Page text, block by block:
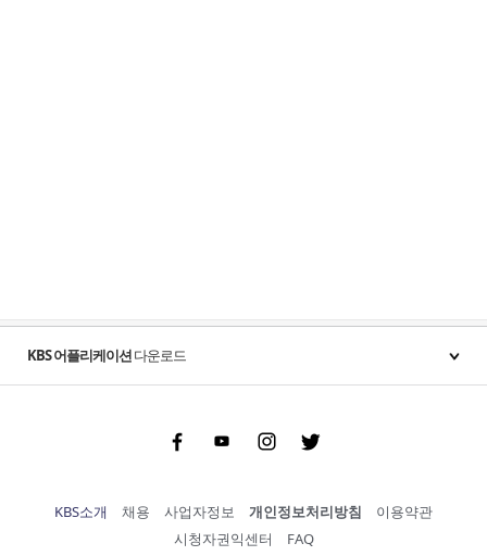
KBS 어플리케이션다운로드
FacebookYoutubeInstgram Twitter
KBS소개 채용 사업자정보 개인정보처리방침
이용약관
시청자권익센터
FAQ